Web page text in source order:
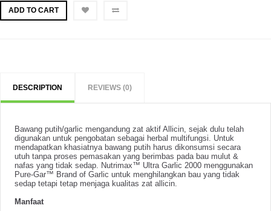
ADD TO CART
DESCRIPTION REVIEWS (0)
Bawang putih/garlic mengandung zat aktif Allicin, sejak dulu telah
digunakan untuk pengobatan sebagai herbal multifungsi. Untuk
mendapatkan khasiatnya bawang putih harus dikonsumsi secara
utuh tanpa proses pemasakan yang berimbas pada bau mulut &
nafas yang tidak sedap. Nutrimax™ Ultra Garlic 2000 menggunakan
Pure-Gar™ Brand of Garlic untuk menghilangkan bau yang tidak
sedap tetapi tetap menjaga kualitas zat allicin.
Manfaat